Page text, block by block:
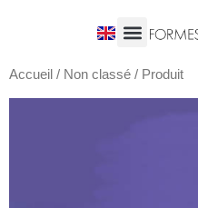
Accueil / Non classé / Produit